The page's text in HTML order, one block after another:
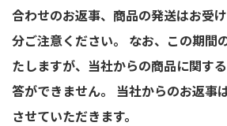
合わせのお返事、商品の発送はお受
分ご注意ください。 なお、この期間
たしますが、当社からの商品に関す
答ができません。 当社からのお返事
させていただきます。